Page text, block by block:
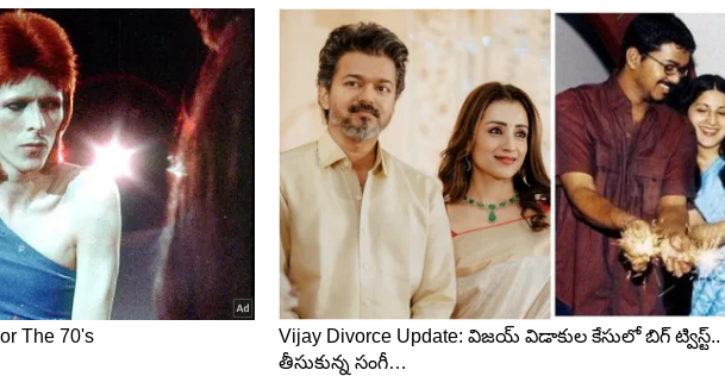
ఇండియన్ అవార్డ్స్ ఫంక్షన్ లో పాల్గొంది. సినీ తారలు
ఫిట్ లో దర్శనమిచ్చింది. ఒకరకంగా చెప్పాలంటే తన బోల్డ్
అన్నట్టుగా గ్లామర్ విందు చేసింది.